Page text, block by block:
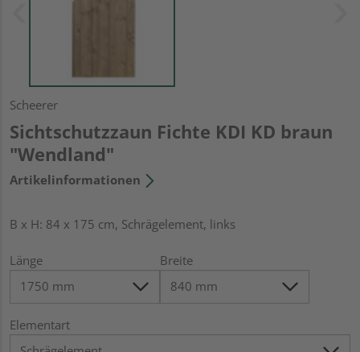
Scheerer
Sichtschutzzaun Fichte KDI KD braun
"Wendland"
Artikelinformationen
B x H: 84 x 175 cm, Schrägelement, links
Länge Breite
Elementart